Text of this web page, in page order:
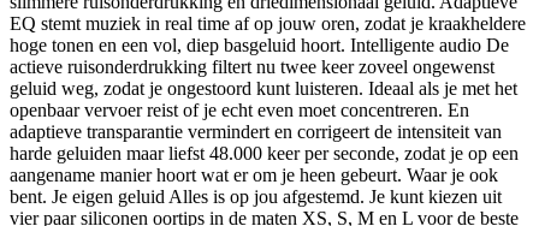
EQ stemt muziek in real time af op jouw oren, zodat je kraakheldere
hoge tonen en een vol, diep basgeluid hoort. Intelligente audio De
actieve ruisonderdrukking filtert nu twee keer zoveel ongewenst
geluid weg, zodat je ongestoord kunt luisteren. Ideaal als je met het
openbaar vervoer reist of je echt even moet concentreren. En
adaptieve transparantie vermindert en corrigeert de intensiteit van
harde geluiden maar liefst 48.000 keer per seconde, zodat je op een
aangename manier hoort wat er om je heen gebeurt. Waar je ook
bent. Je eigen geluid Alles is op jou afgestemd. Je kunt kiezen uit
vier paar siliconen oortips in de maten XS, S, M en L voor de beste